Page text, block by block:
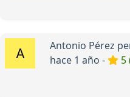
Antonio Pérez
hace 1 año -
5